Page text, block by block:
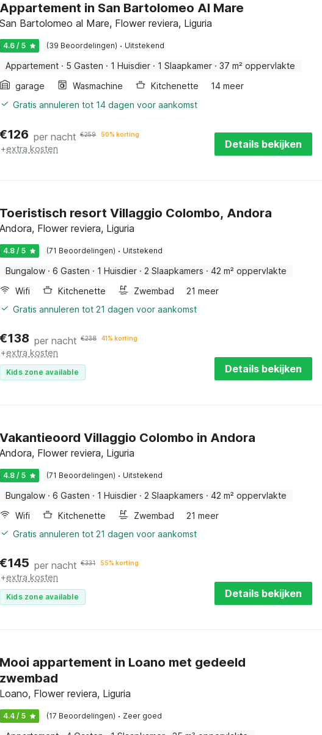
Appartement in San Bartolomeo Al Mare
San Bartolomeo al Mare, Flower reviera, Liguria
4.6 / 5 (39 Beoordelingen) · Uitstekend
Appartement · 5 Gasten · 1 Huisdier · 1 Slaapkamer · 37 m² oppervlakte
garage
Wasmachine Kitchenette
14 meer
Gratis annuleren tot 14 dagen voor aankomst
€126 per nacht €259 50% korting
+extra kosten Details bekijken
Toeristisch resort Villaggio Colombo, Andora
Andora, Flower reviera, Liguria
4.8 / 5 (71 Beoordelingen) · Uitstekend
Bungalow · 6 Gasten · 1 Huisdier · 2 Slaapkamers · 42 m² oppervlakte
Wifi
Kitchenette Zwembad
21 meer
Gratis annuleren tot 21 dagen voor aankomst
€138 per nacht €238 41% korting
+extra kosten
Kids zone available Details bekijken
Vakantieoord Villaggio Colombo in Andora
Andora, Flower reviera, Liguria
4.8 / 5 (71 Beoordelingen) · Uitstekend
Bungalow · 6 Gasten · 1 Huisdier · 2 Slaapkamers · 42 m² oppervlakte
Wifi
Kitchenette Zwembad
21 meer
Gratis annuleren tot 21 dagen voor aankomst
€145 per nacht €331 55% korting
+extra kosten
Kids zone available Details bekijken
Mooi appartement in Loano met gedeeld
zwembad
Loano, Flower reviera, Liguria
4.4 / 5 (17 Beoordelingen) · Zeer goed